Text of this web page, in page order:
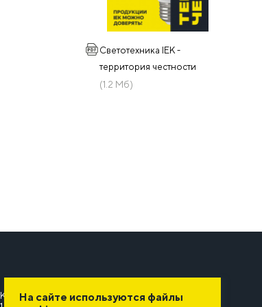
Светотехника IEK -
территория честности
(1.2 Мб)
шоссе, 22-й километр, 6А, стр. 1,
На сайте используются файлы